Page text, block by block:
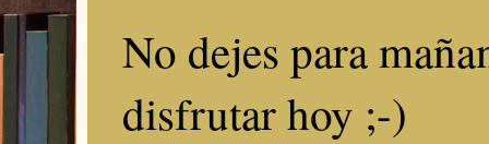
No dejes para
disfrutar hoy ;-)